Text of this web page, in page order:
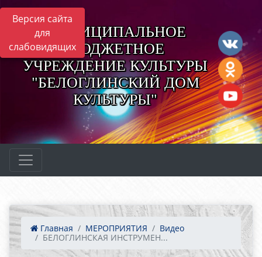
Версия сайта
для
слабовидящих
МУНИЦИПАЛЬНОЕ
БЮДЖЕТНОЕ
УЧРЕЖДЕНИЕ КУЛЬТУРЫ
"БЕЛОГЛИНСКИЙ ДОМ
КУЛЬТУРЫ"
Главная МЕРОПРИЯТИЯ
Видео
БЕЛОГЛИНСКАЯ ИНСТРУМЕН...